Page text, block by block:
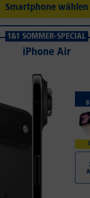
Smartphone wählen
1&1 SOMMER-SPECIAL
iPhone Air